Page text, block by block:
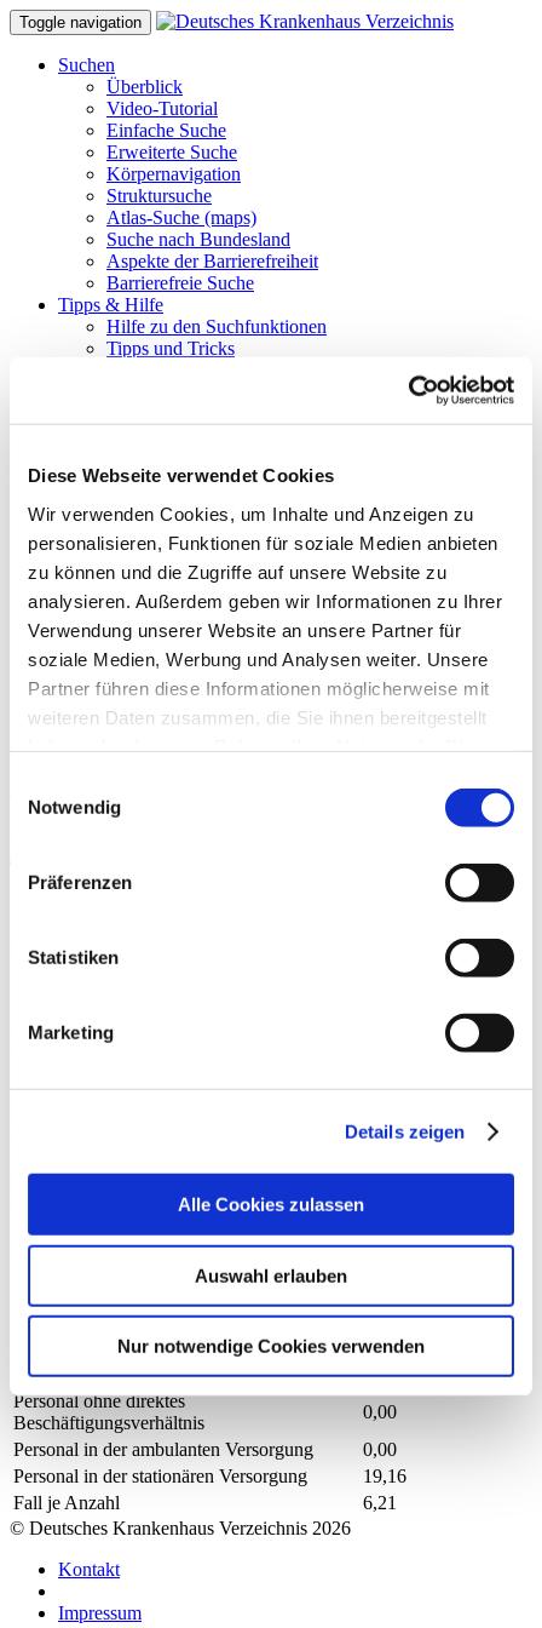
Diese Webseite verwendet Cookies
Wir verwenden Cookies, um Inhalte und Anzeigen zu
personalisieren, Funktionen für soziale Medien anbieten
zu können und die Zugriffe auf unsere Website zu
analysieren. Außerdem geben wir Informationen zu Ihrer
Verwendung unserer Website an unsere Partner für
soziale Medien, Werbung und Analysen weiter. Unsere
Partner führen diese Informationen möglicherweise mit
weiteren Daten zusammen, die Sie ihnen bereitgestellt
Notwendig
Präferenzen
Statistiken
Marketing
Details zeigen
Alle Cookies zulassen
Auswahl erlauben
Nur notwendige Cookies verwenden
Toggle navigation
Suchen
Überblick
Video-Tutorial
Einfache Suche
Erweiterte Suche
Körpernavigation
Struktursuche
Atlas-Suche (maps)
Suche nach Bundesland
Aspekte der Barrierefreiheit
Barrierefreie Suche
Tipps & Hilfe
Hilfe zu den Suchfunktionen
Tipps und Tricks
Barrierefreie Suche
Tipps zur Stellenbörse
Das DKV
Über das DKV
Darstellung der Qualität
Die DKTIG
Stellenbörse
Kontakt
Ihre Meinung
gGmbH
Passend dazu:
Pflegepersonal
Personelle Ausstattung der Fachabteilung mit Pflegepersonal.
werden können, werden übergreifend für das Krankenhaus erfasst.
Gesundheits- und Krankenpfleger und Gesundheits- und
Mit Fachabteilungszuordnung
Berufsgruppe Anzahl Erläuterung
Anzahl (gesamt)
Personal mit direktem
Beschäftigungsverhältnis
Personal ohne direktes
Beschäftigungsverhältnis
0,00
Personal in der ambulanten Versorgung
0,00
Personal in der stationären Versorgung
19,16
Fall je Anzahl
6,21
© Deutsches Krankenhaus Verzeichnis 2026
Kontakt
Impressum